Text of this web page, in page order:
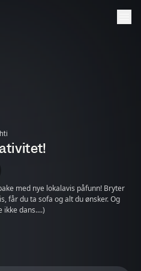
med nye lokalavis påfunn! Bryter
får du ta sofa og alt du ønsker. Og
ikke dans....)